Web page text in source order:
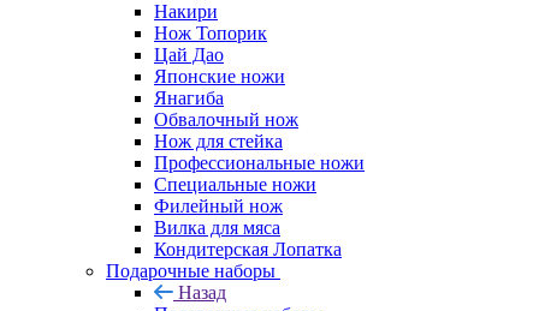
Накири
Нож Топорик
Цай Дао
Японские ножи
Янагиба
Обвалочный нож
Нож для стейка
Профессиональные ножи
Специальные ножи
Филейный нож
Вилка для мяса
Кондитерская Лопатка
Подарочные наборы
Назад